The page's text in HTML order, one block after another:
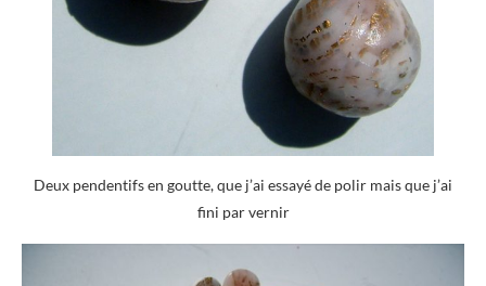
Deux pendentifs en goutte, que j’ai essayé de polir mais que j’ai
fini par vernir